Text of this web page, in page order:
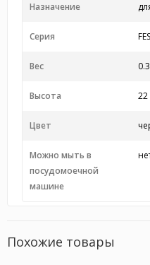
Назначение
Серия
Вес
Высота 22
Цвет
Можно мыть в
посудомоечной
машине
Похожие товары